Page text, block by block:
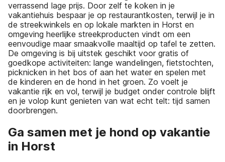
verrassend lage prijs. Door zelf te koken in je
vakantiehuis bespaar je op restaurantkosten, terwijl je in
de streekwinkels en op lokale markten in Horst en
omgeving heerlijke streekproducten vindt om een
eenvoudige maar smaakvolle maaltijd op tafel te zetten.
De omgeving is bij uitstek geschikt voor gratis of
goedkope activiteiten: lange wandelingen, fietstochten,
picknicken in het bos of aan het water en spelen met
de kinderen en de hond in het groen. Zo voelt je
vakantie rijk en vol, terwijl je budget onder controle blijft
en je volop kunt genieten van wat echt telt: tijd samen
doorbrengen.
Ga samen met je hond op vakantie
in Horst